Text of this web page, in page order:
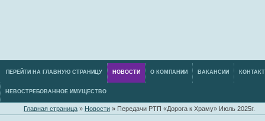
ПЕРЕЙТИ НА ГЛАВНУЮ СТРАНИЦУ НОВОСТИ О КОМПАНИИ ВАКАНСИИ
НЕВОСТРЕБОВАННОЕ ИМУЩЕСТВО
Главная страница » Новости » Передачи РТП «Дорога к Храму» Июль 2025г.